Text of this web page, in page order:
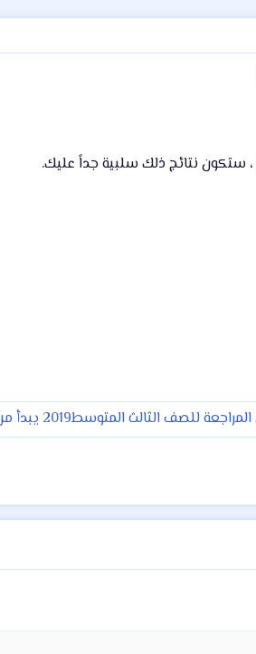
ستكون نتائج ذلك سلبية جداً عليك.
للصف الثالث المتوسط2019 يبدأ من 4/20